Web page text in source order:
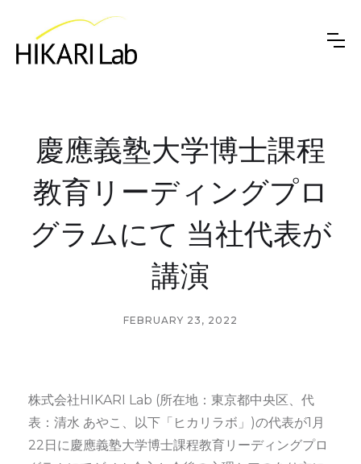
慶應義塾大学博士課程
教育リーディングプロ
グラムにて 当社代表が
講演
FEBRUARY 23, 2022
株式会社HIKARI Lab (所在地：東京都中央区、代
表：清水 あやこ、以下「ヒカリラボ」)の代表が1月
22日に慶應義塾大学博士課程教育リーディングプロ